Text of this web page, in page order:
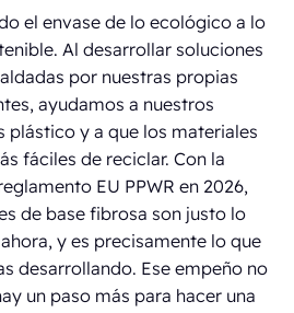
el envase de lo ecológico a lo
Al desarrollar soluciones
por nuestras propias
ayudamos a nuestros
plástico y a que los materiales
fáciles de reciclar. Con la
EU PPWR en 2026,
de base fibrosa son justo lo
y es precisamente lo que
desarrollando. Ese empeño no
un paso más para hacer una